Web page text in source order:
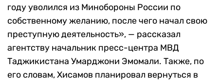
году уволился из Минобороны России по
собственному желанию, после чего начал свою
преступную деятельность», — рассказал
агентству начальник пресс-центра МВД
Таджикистана Умарджони Эмомали. Также, по
его словам, Хисамов планировал вернуться в